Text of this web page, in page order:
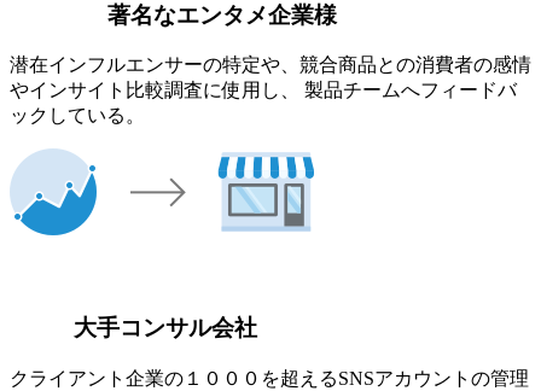
著名なエンタメ企業様
潜在インフルエンサーの特定や、競合商品との消費者の感情
やインサイト比較調査に使用し、 製品チームへフィードバ
ックしている。
大手コンサル会社
クライアント企業の１０００を超えるSNSアカウントの管理